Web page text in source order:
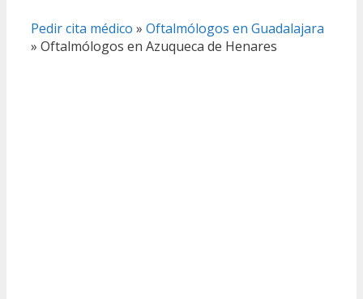
Pedir cita médico » Oftalmólogos en Guadalajara
» Oftalmólogos en Azuqueca de Henares